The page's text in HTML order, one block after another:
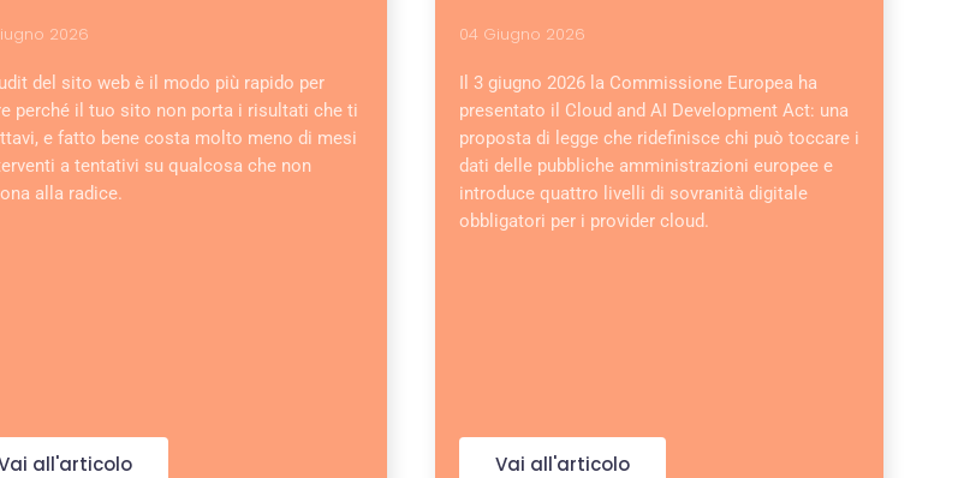
2026
del sito web è il modo più rapido per
perché il tuo sito non porta i risultati che ti
e fatto bene costa molto meno di mesi
a tentativi su qualcosa che non
alla radice.
all'articolo
04 Giugno 2026
Il 3 giugno 2026 la Commissione Europea ha
presentato il Cloud and AI Development Act: una
proposta di legge che ridefinisce chi può toccare i
dati delle pubbliche amministrazioni europee e
introduce quattro livelli di sovranità digitale
obbligatori per i provider cloud.
Vai all'articolo